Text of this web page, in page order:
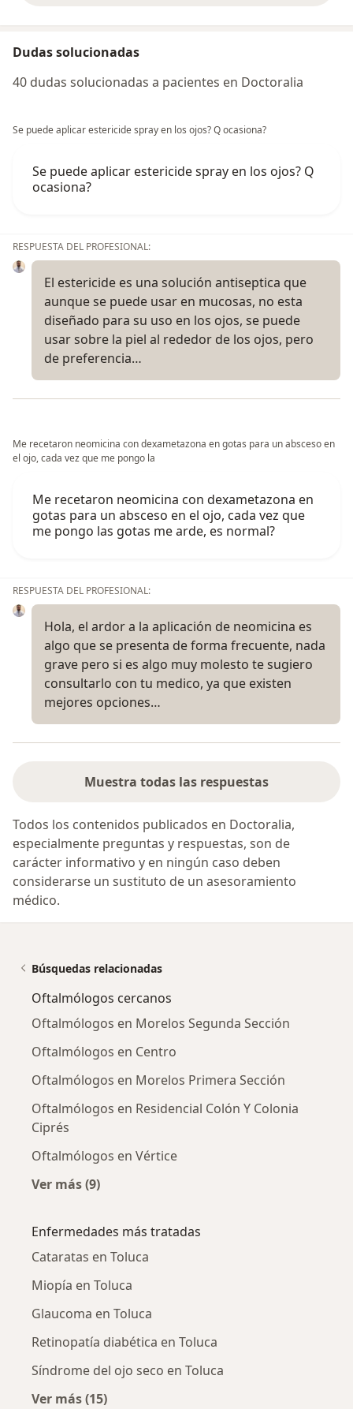
Dudas solucionadas
40 dudas solucionadas a pacientes en Doctoralia
Se puede aplicar estericide spray en los ojos? Q ocasiona?
Se puede aplicar estericide spray en los ojos? Q
ocasiona?
RESPUESTA DEL PROFESIONAL:
El estericide es una solución antiseptica que
aunque se puede usar en mucosas, no esta
diseñado para su uso en los ojos, se puede
usar sobre la piel al rededor de los ojos, pero
de preferencia…
Me recetaron neomicina con dexametazona en gotas para un absceso en
el ojo, cada vez que me pongo la
Me recetaron neomicina con dexametazona en
gotas para un absceso en el ojo, cada vez que
me pongo las gotas me arde, es normal?
RESPUESTA DEL PROFESIONAL:
Hola, el ardor a la aplicación de neomicina es
algo que se presenta de forma frecuente, nada
grave pero si es algo muy molesto te sugiero
consultarlo con tu medico, ya que existen
mejores opciones…
Muestra todas las respuestas
Todos los contenidos publicados en Doctoralia,
especialmente preguntas y respuestas, son de
carácter informativo y en ningún caso deben
considerarse un sustituto de un asesoramiento
médico.
Búsquedas relacionadas
Oftalmólogos cercanos
Oftalmólogos en Morelos Segunda Sección
Oftalmólogos en Centro
Oftalmólogos en Morelos Primera Sección
Oftalmólogos en Residencial Colón Y Colonia
Ciprés
Oftalmólogos en Vértice
Ver más (9)
Enfermedades más tratadas
Cataratas en Toluca
Miopía en Toluca
Glaucoma en Toluca
Retinopatía diabética en Toluca
Síndrome del ojo seco en Toluca
Ver más (15)